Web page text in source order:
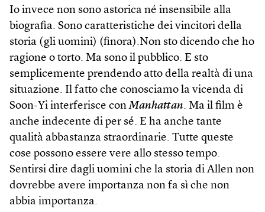
Io invece non sono astorica né insensibile alla
biografia. Sono caratteristiche dei vincitori della
storia (gli uomini) (finora).Non sto dicendo che ho
ragione o torto. Ma sono il pubblico. E sto
semplicemente prendendo atto della realtà di una
situazione. Il fatto che conosciamo la vicenda di
Soon-Yi interferisce conManhattan. Ma il film è
anche indecente di per sé. E ha anche tante
qualità abbastanza straordinarie. Tutte queste
cose possono essere vere allo stesso tempo.
Sentirsi dire dagli uomini che la storia di Allen non
dovrebbe avere importanza non fa sì che non
abbia importanza.